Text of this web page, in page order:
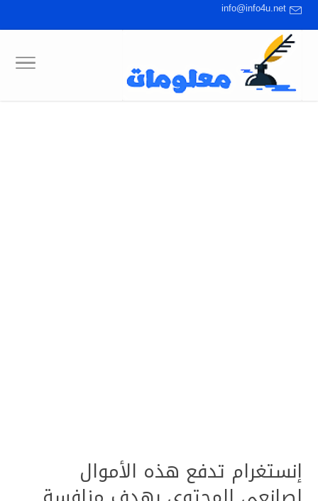
info@info4u.net
إنستغرام تدفع هذه الأموال